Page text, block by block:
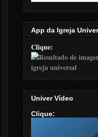
App da Igreja
Clique:
Univer Vídeo
Clique: